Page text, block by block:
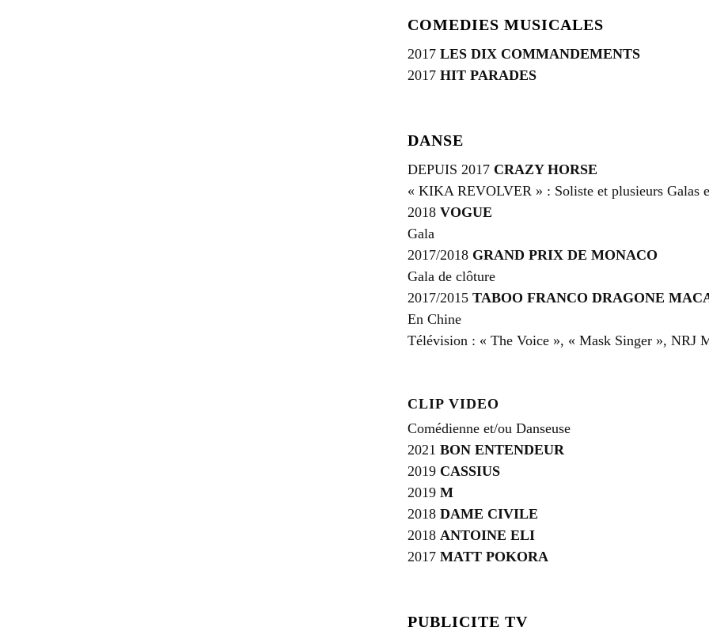
COMEDIES MUSICALES
2017 LES DIX COMMANDEMENTS
2017 HIT PARADES
DANSE
DEPUIS 2017 CRAZY HORSE
« KIKA REVOLVER » : Soliste et plusieurs Galas
2018 VOGUE
Gala
2017/2018 GRAND PRIX DE MONACO
Gala de clôture
2017/2015 TABOO FRANCO DRAGONE
En Chine
Télévision : « The Voice », « Mask Singer », NRJ
CLIP VIDEO
Comédienne et/ou Danseuse
2021 BON ENTENDEUR
2019 CASSIUS
2019 M
2018 DAME CIVILE
2018 ANTOINE ELI
2017 MATT POKORA
PUBLICITE TV